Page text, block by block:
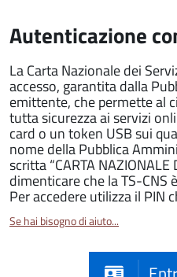
Autenticazione
La Carta Nazionale dei
accesso, garantita dalla
emittente, che permette al
tutta sicurezza ai servizi
card o un token USB sui
nome della Pubblica
scritta “CARTA NAZIONALE
dimenticare che la TS-CNS
Per accedere utilizza il PIN
Se hai bisogno di aiuto...